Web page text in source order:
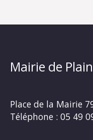
Mairie de
Place de la Mairie
Téléphone : 05 49